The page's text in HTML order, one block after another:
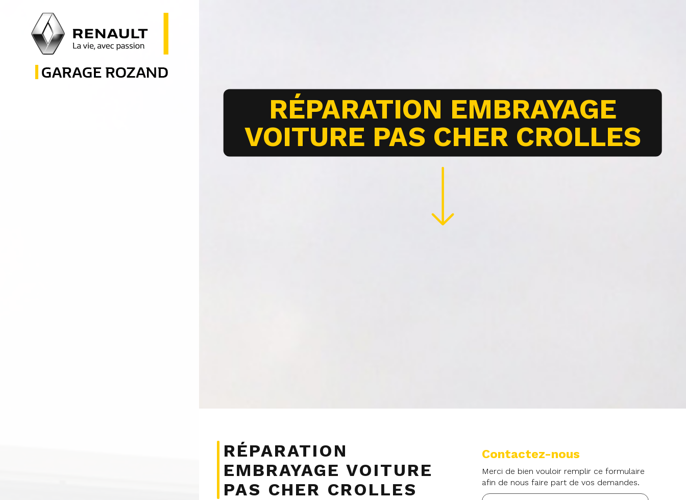
RÉPARATION EMBRAYAGE
VOITURE PAS CHER CROLLES
RÉPARATION
EMBRAYAGE VOITURE
PAS CHER CROLLES
Contactez-nous
Merci de bien vouloir remplir ce formulaire
afin de nous faire part de vos demandes.